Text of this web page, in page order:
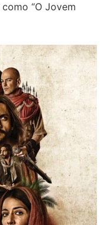
como “O Jovem